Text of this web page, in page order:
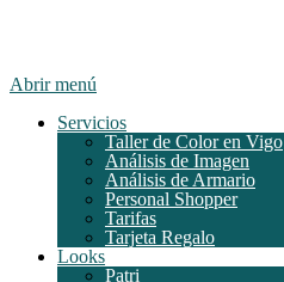
Abrir menú
Servicios
Taller de Color en Vigo
Análisis de Imagen
Análisis de Armario
Personal Shopper
Tarifas
Tarjeta Regalo
Looks
Patri